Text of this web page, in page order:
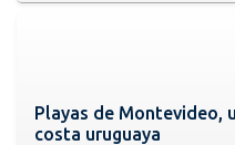
Playas de Montevideo,
costa uruguaya